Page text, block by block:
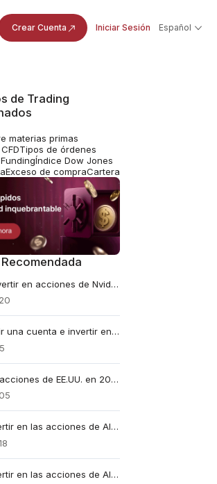
Crear Cuenta Iniciar Sesión Español
de Trading
materias primas
Tipos de órdenes
Índice Dow Jones
Exceso de compraCartera
¿Cómo invertir en acciones de Nvidia en Chile?
Cómo abrir una cuenta e invertir en acciones de Estados Unidos en Chile
Cómo las acciones de EE.UU. en 2026 pueden cambiarte la jugada
Cómo invertir en las acciones de Alphabet en Argentina con EBC Financial Group
Cómo invertir en las acciones de Alphabet en Perú con EBC Financial Group